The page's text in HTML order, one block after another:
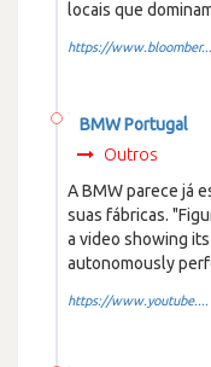
locais que
https://www.bloomber...
BMW Portugal
Outros
A BMW parece já
suas fábricas.
a video showing
autonomously
https://www.youtube....